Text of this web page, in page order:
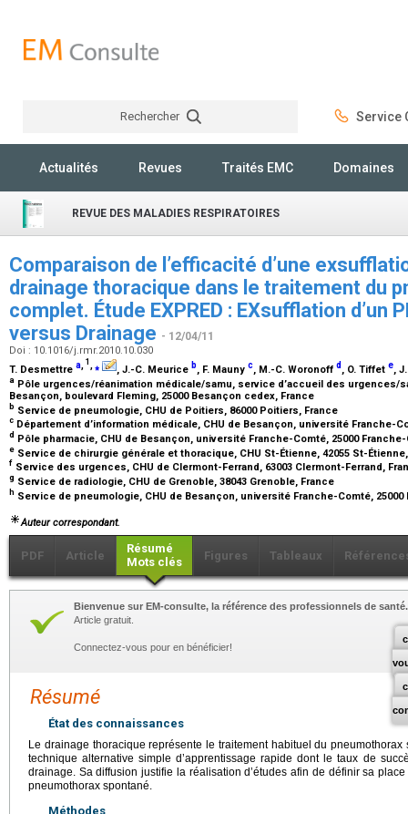
Rechercher Service
Actualités Revues Traités EMC Domaines
REVUE DES MALADIES RESPIRATOIRES
Comparaison de l’efficacité d’une
drainage thoracique dans le traitement du
complet. Étude EXPRED : EXsufflation d’un
versus Drainage - 12/04/11
Doi : 10.1016/j.rmr.2010.10.030
T. Desmettre a, 1 ,⁎ , J.-C. Meurice b, F. Mauny c, M.-C. Woronoff d , O. Tiffet e,
a Pôle urgences/réanimation médicale/samu, service d’accueil des urgences/
Besançon, boulevard Fleming, 25000 Besançon cedex, France
b Service de pneumologie, CHU de Poitiers, 86000 Poitiers, France
c Département d’information médicale, CHU de Besançon, université Franche-
d Pôle pharmacie, CHU de Besançon, université Franche-Comté, 25000
e Service de chirurgie générale et thoracique, CHU St-Étienne, 42055 St-
f Service des urgences, CHU de Clermont-Ferrand, 63003 Clermont-Ferrand,
g Service de radiologie, CHU de Grenoble, 38043 Grenoble, France
h Service de pneumologie, CHU de Besançon, université Franche-Comté,
Auteur correspondant.
PDF Article
Résumé
Mots clés
Figures Tableaux
Bienvenue sur EM-consulte, la référence des professionnels de santé.
Article gratuit.
Connectez-vous pour en bénéficier!
Résumé
État des connaissances
Le drainage thoracique représente le traitement habituel du pneumothorax
technique alternative simple d’apprentissage rapide dont le taux de
drainage. Sa diffusion justifie la réalisation d’études afin de définir sa
pneumothorax spontané.
Méthodes